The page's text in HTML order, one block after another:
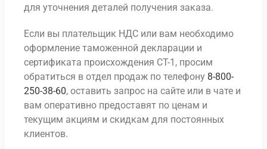
для уточнения деталей получения заказа.
Если вы плательщик НДС или вам необходимо
оформление таможенной декларации и
сертификата происхождения СТ-1, просим
обратиться в отдел продаж по телефону 8-800-
250-38-60, оставить запрос на сайте или в чате и
вам оперативно предоставят по ценам и
текущим акциям и скидкам для постоянных
клиентов.